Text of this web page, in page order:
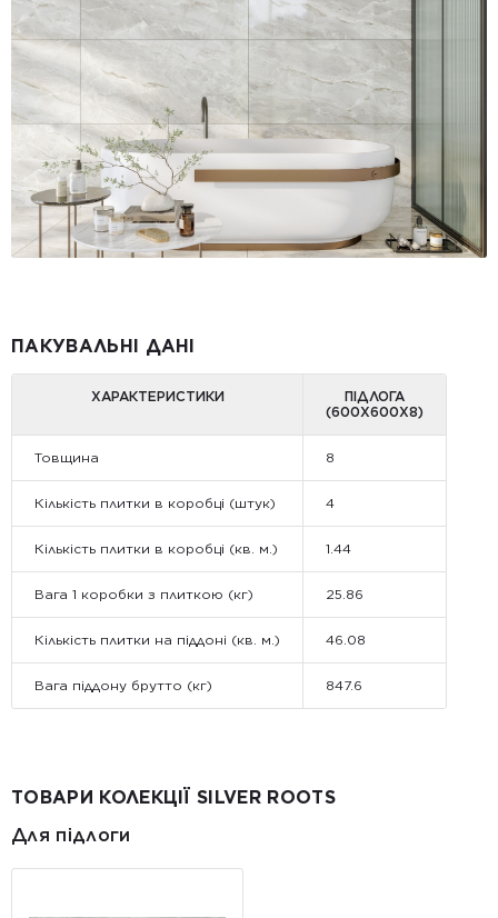
ПАКУВАЛЬНІ ДАНІ
ХАРАКТЕРИСТИКИ
ПІДЛОГА
(600Х600Х8)
Товщина 8
Кількість плитки в коробці (штук) 4
Кількість плитки в коробці (кв. м.) 1.44
Вага 1 коробки з плиткою (кг) 25.86
Кількість плитки на піддоні (кв. м.) 46.08
Вага піддону брутто (кг) 847.6
ТОВАРИ КОЛЕКЦІЇ SILVER ROOTS
Для підлоги